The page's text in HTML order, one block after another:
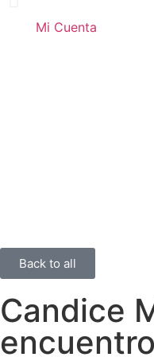
Mi Cuenta
Back to all
Candice